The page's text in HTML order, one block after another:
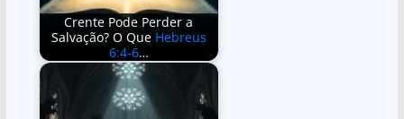
Crente Pode Perder a
Salvação? O Que Hebreus
6:4-6…